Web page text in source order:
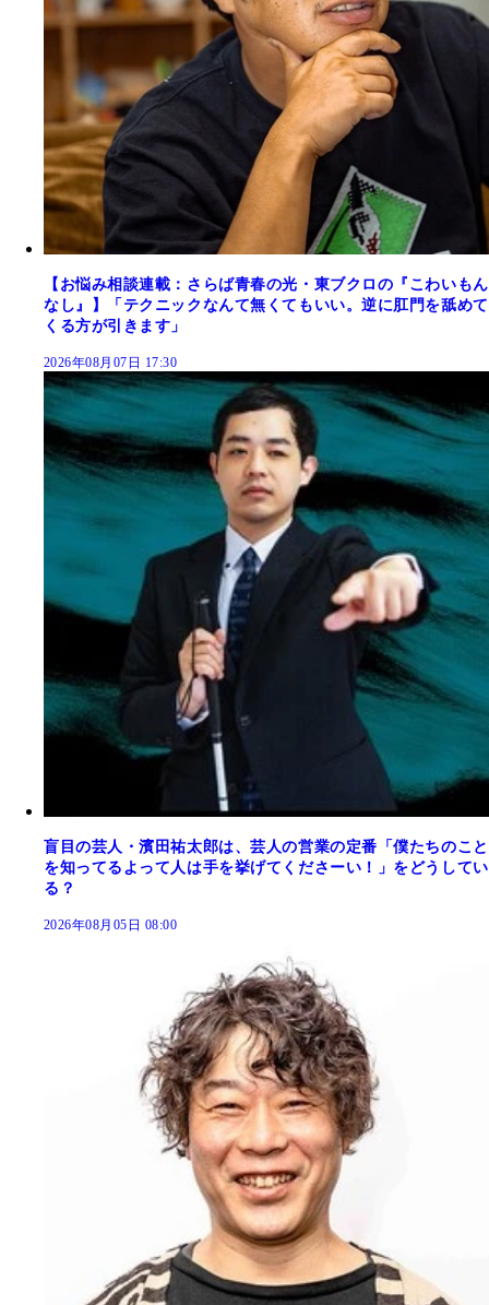
【お悩み相談連載：さらば青春の光・東ブクロの『こわいもん
なし』】「テクニックなんて無くてもいい。逆に肛門を舐めて
くる方が引きます」
2026年08月07日 17:30
盲目の芸人・濱田祐太郎は、芸人の営業の定番「僕たちのこと
を知ってるよって人は手を挙げてくださーい！」をどうしてい
る？
2026年08月05日 08:00